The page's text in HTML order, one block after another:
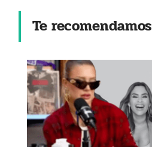
Te recomendamos